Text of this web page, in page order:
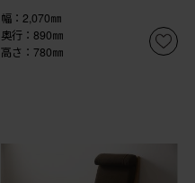
幅：2,070㎜
奥行：890㎜
高さ：780㎜